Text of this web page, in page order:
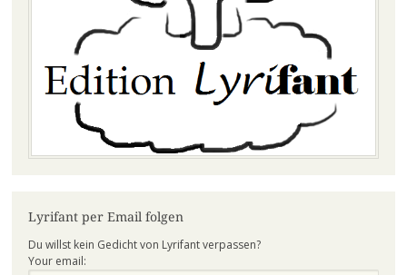
Lyrifant per Email folgen
Du willst kein Gedicht von Lyrifant verpassen?
Your email: